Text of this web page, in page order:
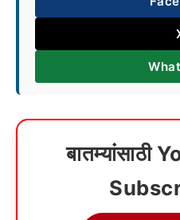
बातम्यांसाठी